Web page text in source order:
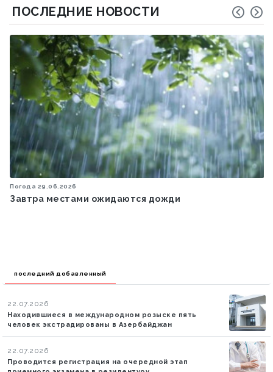
ПОСЛЕДНИЕ НОВОСТИ
Погода 29.06.2026
Завтра местами ожидаются дожди
последний добавленный
22.07.2026
Находившиеся в международном розыске пять
человек экстрадированы в Азербайджан
22.07.2026
Проводится регистрация на очередной этап